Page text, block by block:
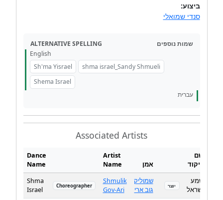
ביצוע:
סנדי שמואלי
ALTERNATIVE SPELLING
שמות נוספים
English
Sh'ma Yisrael
shma israel_Sandy Shmueli
Shema Israel
עברית
Associated Artists
Dance
Name
Artist
Name
אמן
שם
ריקוד
Shma
Israel
Choreographer
Shmulik
Gov-Ari
שמוליק
גוב ארי
יוצר
שמע
ישראל